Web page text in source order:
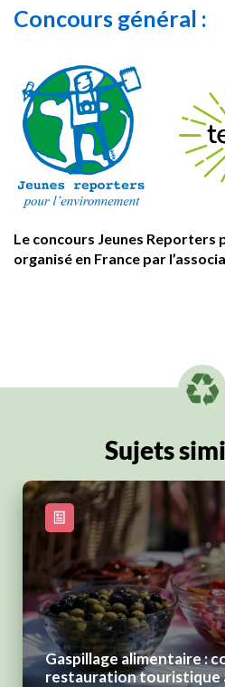
Concours général :
Le concours Jeunes
organisé en France par
Sujets
Gaspillage alimentaire :
restauration touristique